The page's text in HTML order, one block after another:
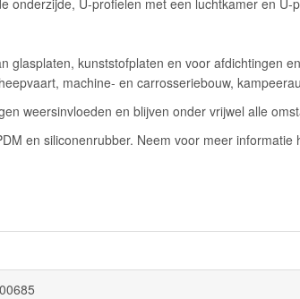
U-profielen met een luchtkamer en
kunststofplaten en voor afdichtingen
machine- en carrosseriebouw,
weersinvloeden en blijven onder vrijwel alle
en siliconenrubber. Neem voor meer informatie